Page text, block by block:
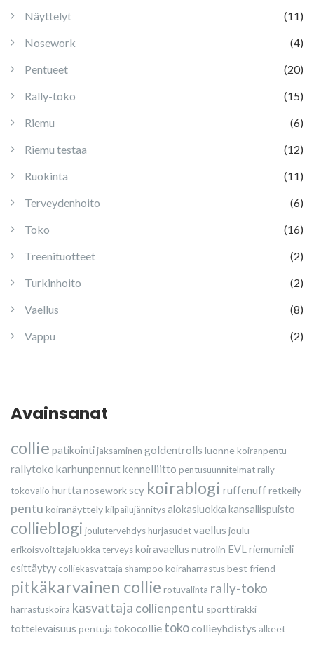
Näyttelyt
(11)
Nosework
(4)
Pentueet
(20)
Rally-toko
(15)
Riemu
(6)
Riemu testaa
(12)
Ruokinta
(11)
Terveydenhoito
(6)
Toko
(16)
Treenituotteet
(2)
Turkinhoito
(2)
Vaellus
(8)
Vappu
(2)
Avainsanat
collie patikointijaksaminen goldentrolls luonnekoiranpentu
rallytoko karhunpennutkennelliitto pentusuunnitelmatrally-
tokovalio hurtta noseworkscy koirablogi ruffenuffretkeily
pentu koiranäyttelykilpailujännitysalokasluokka kansallispuisto
collieblogi joulutervehdyshurjasudetvaellus joulu
erikoisvoittajaluokka terveyskoiravaellus nutrolin EVL riemumieli
esittäytyy colliekasvattaja shampoo koiraharrastusbest friend
pitkäkarvainen collie rotuvalinta rally-toko
harrastuskoira kasvattaja collienpentu sporttirakki
tottelevaisuus pentuja tokocollie tokocollieyhdistys alkeet